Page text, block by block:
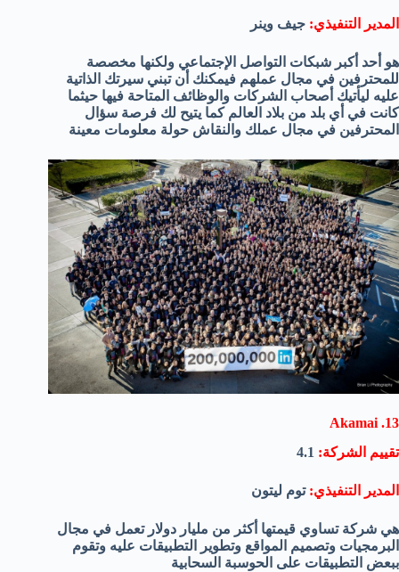
المدير التنفيذي: جيف وينر
هو أحد أكبر شبكات التواصل الإجتماعي ولكنها مخصصة
للمحترفين في مجال عملهم فيمكنك أن تبني سيرتك الذاتية
عليه ليأتيك أصحاب الشركات والوظائف المتاحة فيها حيثما
كانت في أي بلد من بلاد العالم كما يتيح لك فرصة سؤال
المحترفين في مجال عملك والنقاش حولة معلومات معينة
13. Akamai
تقييم الشركة:
المدير التنفيذي: توم ليتون
هي شركة تساوي قيمتها أكثر من مليار دولار تعمل في مجال
البرمجيات وتصميم المواقع وتطوير التطبيقات عليه وتقوم
ببعض التطبيقات على الحوسبة السحابية